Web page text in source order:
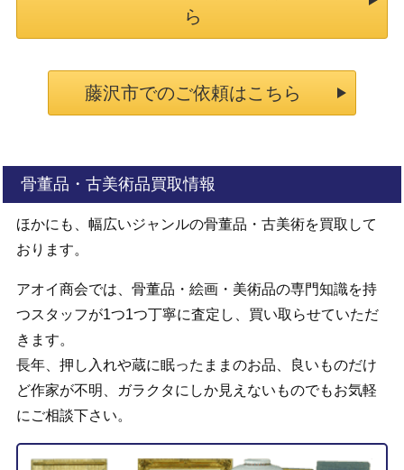
ら
藤沢市でのご依頼はこちら
骨董品・古美術品買取情報
ほかにも、幅広いジャンルの骨董品・古美術を買取して
おります。
アオイ商会では、骨董品・絵画・美術品の専門知識を持
つスタッフが1つ1つ丁寧に査定し、買い取らせていただ
きます。
長年、押し入れや蔵に眠ったままのお品、良いものだけ
ど作家が不明、ガラクタにしか見えないものでもお気軽
にご相談下さい。